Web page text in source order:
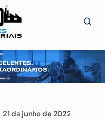
21 de junho de 2022